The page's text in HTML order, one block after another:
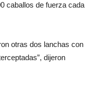
caballos de fuerza cada
otras dos lanchas con
dijeron